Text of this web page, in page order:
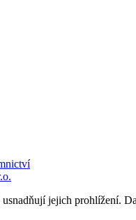
jejich prohlížení.